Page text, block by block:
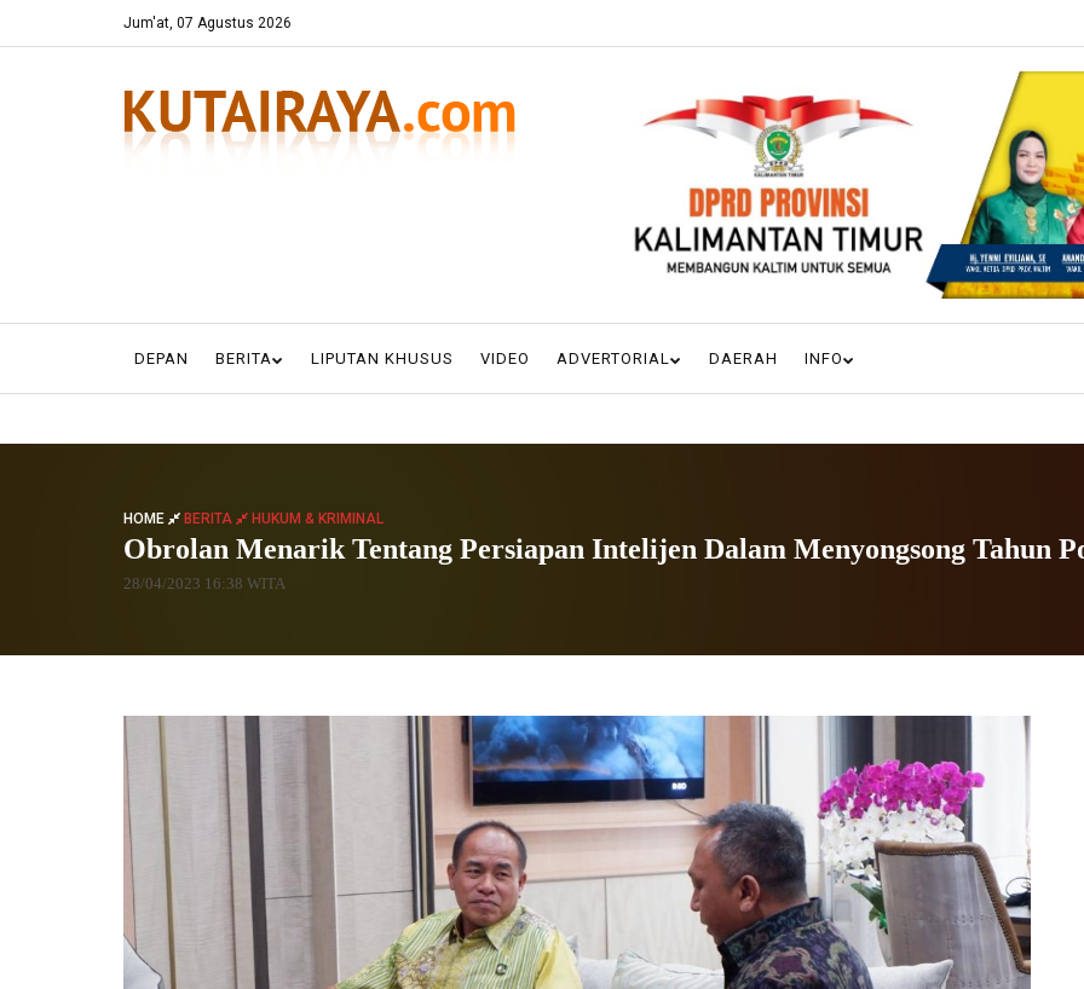
Jum'at, 07 Agustus 2026
DEPAN BERITA LIPUTAN KHUSUS VIDEO ADVERTORIAL DAERAH INFO
HOME BERITA HUKUM & KRIMINAL
Obrolan Menarik Tentang Persiapan Intelijen Dalam Menyongsong Tahun
28/04/2023 16:38 WITA